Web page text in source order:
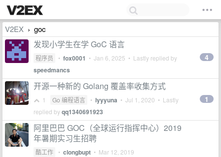
V2EX › goc
发现小学生在学 GoC 语言
程序员 • fox0001 • Jan 6, 2025 • Lastly replied by
speedmancs
4
开源一种新的 Golang 覆盖率收集方式
1 Go 编程语言 • lyyyuna • Jul 1, 2020 • Lastly
replied byqq1340691923
1
阿里巴巴 GOC（全球运行指挥中心）2019
年暑期实习生招聘
酷工作 • clongbupt • Mar 12, 2019